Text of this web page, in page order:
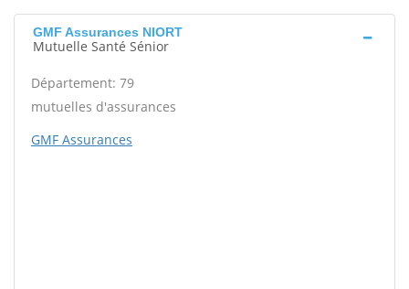
GMF Assurances NIORT
Mutuelle Santé Sénior
Département: 79
mutuelles d'assurances
GMF Assurances